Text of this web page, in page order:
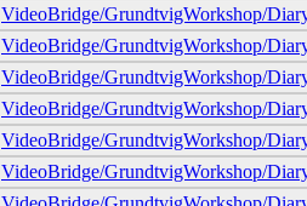
VideoBridge/GrundtvigWorkshop/
VideoBridge/GrundtvigWorkshop/
VideoBridge/GrundtvigWorkshop/
VideoBridge/GrundtvigWorkshop/
VideoBridge/GrundtvigWorkshop/
VideoBridge/GrundtvigWorkshop/